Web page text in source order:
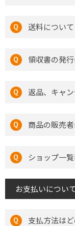
送料について
領収書の発
返品、キャ
商品の販売
ショップ一
お支払いについ
支払方法は